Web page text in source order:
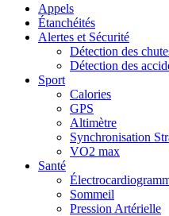
Appels
Étanchéités
Alertes et Sécurité
Détection des
Détection des
Sport
Calories
GPS
Altimètre
Synchronisation
VO2 max
Santé
Sommeil
Pression Artérielle